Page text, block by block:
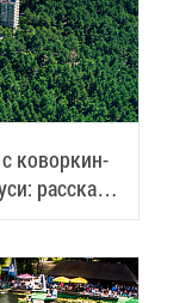
ко­вор­кин­
рас­ска­